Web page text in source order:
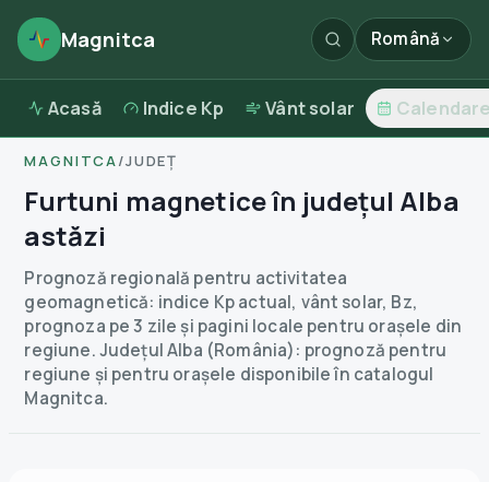
Magnitca Română
Acasă Indice Kp Vânt solar
MAGNITCA/JUDEȚ
Furtuni magnetice în județul Alba
astăzi
Prognoză regională pentru activitatea
geomagnetică: indice Kp actual, vânt solar, Bz,
prognoza pe 3 zile și pagini locale pentru orașele din
regiune.Județul Alba (România): prognoză pentru
regiune și pentru orașele disponibile în catalogul
Magnitca.